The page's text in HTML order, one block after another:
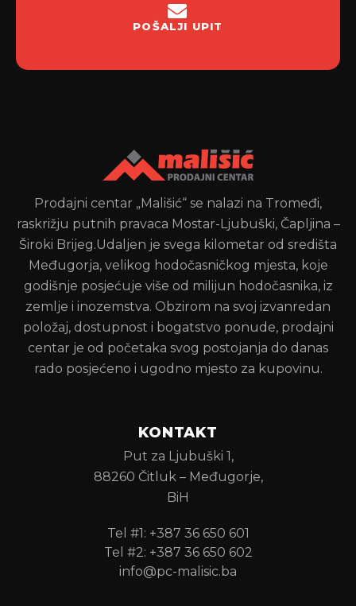
POŠALJI UPIT
Prodajni centar „Mališić“ se nalazi na Tromeđi,
raskrižju putnih pravaca Mostar-Ljubuški, Čapljina –
Široki Brijeg.Udaljen je svega kilometar od središta
Međugorja, velikog hodočasničkog mjesta, koje
godišnje posjećuje više od milijun hodočasnika, iz
zemlje i inozemstva. Obzirom na svoj izvanredan
položaj, dostupnost i bogatstvo ponude, prodajni
centar je od početaka svog postojanja do danas
rado posjećeno i ugodno mjesto za kupovinu.
KONTAKT
Put za Ljubuški 1,
88260 Čitluk – Međugorje,
BiH
Tel #1: +387 36 650 601
Tel #2: +387 36 650 602
info@pc-malisic.ba